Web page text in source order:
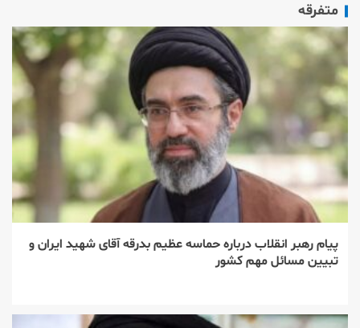
متفرقه
پیام رهبر انقلاب درباره حماسه عظیم بدرقه آقای شهید ایران و
تبیین مسائل مهم کشور